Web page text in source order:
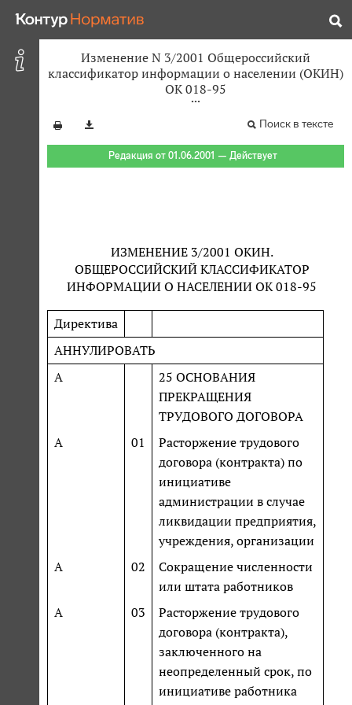
Изменение N 3/2001 Общероссийский
классификатор информации о населении (ОКИН)
ОК 018-95
Поиск в тексте
Редакция от 01.06.2001 — Действует
ИЗМЕНЕНИЕ 3/2001 ОКИН.
ОБЩЕРОССИЙСКИЙ КЛАССИФИКАТОР
ИНФОРМАЦИИ О НАСЕЛЕНИИ ОК 018-95
Директива
АННУЛИРОВАТЬ
А
25 ОСНОВАНИЯ
ПРЕКРАЩЕНИЯ
ТРУДОВОГО ДОГОВОРА
А
01
Расторжение трудового
договора (контракта) по
инициативе
администрации в случае
ликвидации предприятия,
учреждения, организации
А
02
Сокращение численности
или штата работников
А
03
Расторжение трудового
договора (контракта),
заключенного на
неопределенный срок, по
инициативе работника